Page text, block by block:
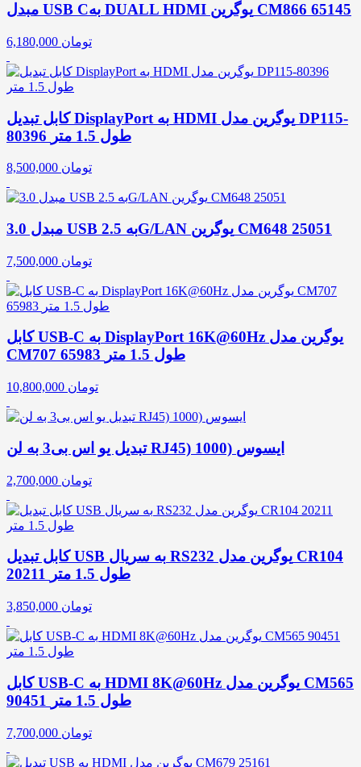
مبدل USB Cبه DUALL HDMI یوگرین CM866 65145
6,180,000 تومان
کابل تبدیل DisplayPort به HDMI یوگرین مدل DP115-
80396 طول 1.5 متر
8,500,000 تومان
مبدل 3.0 USB به 2.5G/LAN یوگرین CM648 25051
7,500,000 تومان
کابل USB-C به DisplayPort 16K@60Hz یوگرین مدل
CM707 65983 طول 1.5 متر
10,800,000 تومان
تبدیل یو اس بی3 به لن RJ45) 1000) ایسوس
2,700,000 تومان
کابل تبدیل USB به سریال RS232 یوگرین مدل CR104
20211 طول 1.5 متر
3,850,000 تومان
کابل USB-C به HDMI 8K@60Hz یوگرین مدل CM565
90451 طول 1.5 متر
7,700,000 تومان